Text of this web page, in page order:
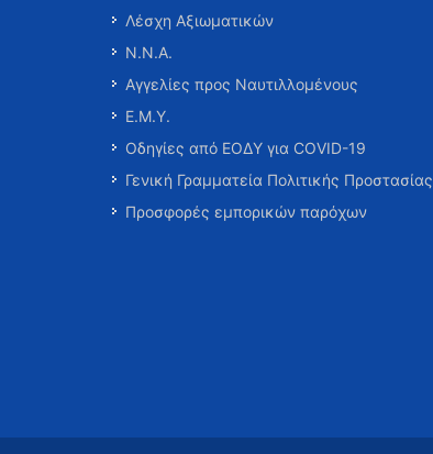
Λέσχη Αξιωματικών
Ν.Ν.Α.
Αγγελίες προς Ναυτιλλομένους
Ε.Μ.Υ.
Οδηγίες από ΕΟΔΥ για COVID-19
Γενική Γραμματεία Πολιτικής Προστασίας
Προσφορές εμπορικών παρόχων